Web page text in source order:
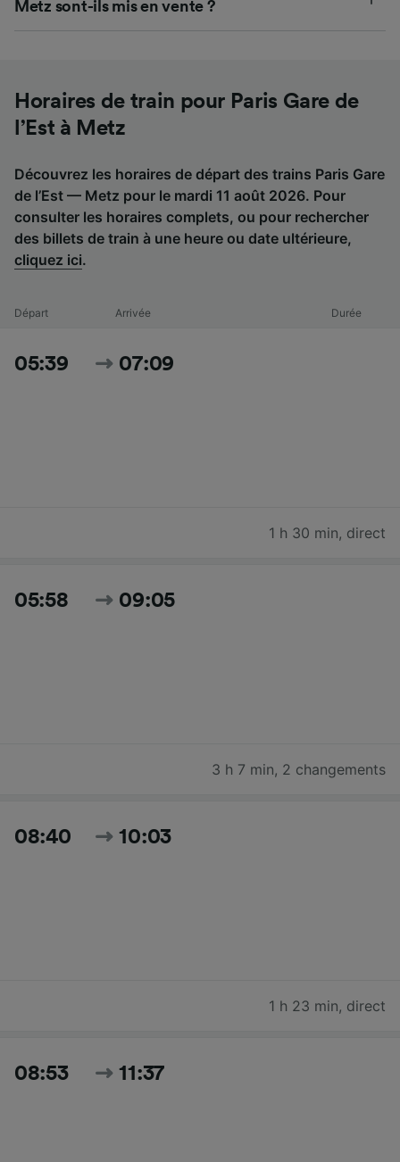
Metz sont-ils mis en vente ?
Horaires de train pour Paris Gare de
l’Est à Metz
Découvrez les horaires de départ des trains Paris Gare
de l’Est — Metz pour le mardi 11 août 2026. Pour
consulter les horaires complets, ou pour rechercher
des billets de train à une heure ou date ultérieure,
cliquez ici.
Départ Arrivée Durée
05:39 07:09
1 h 30 min, direct
05:58 09:05
3 h 7 min, 2 changements
08:40 10:03
1 h 23 min, direct
08:53 11:37